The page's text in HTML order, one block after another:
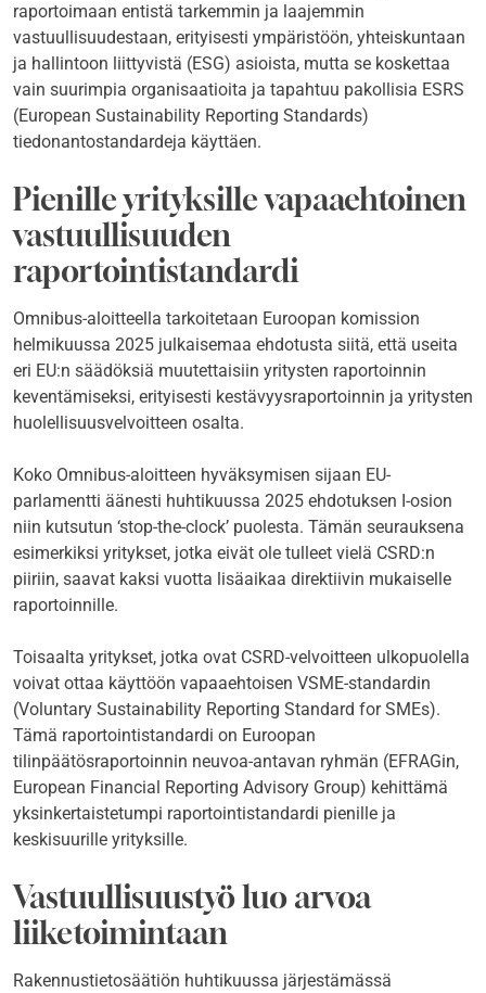
raportoimaan entistä tarkemmin ja laajemmin
vastuullisuudestaan, erityisesti ympäristöön, yhteiskuntaan
ja hallintoon liittyvistä (ESG) asioista, mutta se koskettaa
vain suurimpia organisaatioita ja tapahtuu pakollisia ESRS
(European Sustainability Reporting Standards)
tiedonantostandardeja käyttäen.
Pienille yrityksille vapaaehtoinen
vastuullisuuden
raportointistandardi
Omnibus-aloitteella tarkoitetaan Euroopan komission
helmikuussa 2025 julkaisemaa ehdotusta siitä, että useita
eri EU:n säädöksiä muutettaisiin yritysten raportoinnin
keventämiseksi, erityisesti kestävyysraportoinnin ja yritysten
huolellisuusvelvoitteen osalta.
Koko Omnibus-aloitteen hyväksymisen sijaan EU-
parlamentti äänesti huhtikuussa 2025 ehdotuksen I-osion
niin kutsutun ‘stop-the-clock’ puolesta. Tämän seurauksena
esimerkiksi yritykset, jotka eivät ole tulleet vielä CSRD:n
piiriin, saavat kaksi vuotta lisäaikaa direktiivin mukaiselle
raportoinnille.
Toisaalta yritykset, jotka ovat CSRD-velvoitteen ulkopuolella
voivat ottaa käyttöön vapaaehtoisen VSME-standardin
(Voluntary Sustainability Reporting Standard for SMEs).
Tämä raportointistandardi on Euroopan
tilinpäätösraportoinnin neuvoa-antavan ryhmän (EFRAGin,
European Financial Reporting Advisory Group) kehittämä
yksinkertaistetumpi raportointistandardi pienille ja
keskisuurille yrityksille.
Vastuullisuustyö luo arvoa
liiketoimintaan
Rakennustietosäätiön huhtikuussa järjestämässä